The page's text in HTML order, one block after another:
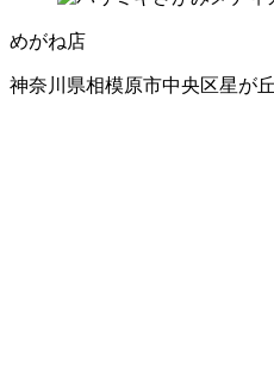
めがね店
神奈川県相模原市中央区星が